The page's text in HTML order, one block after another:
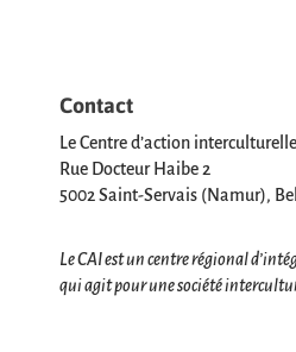
Contact
Le Centre d’action
Rue Docteur Haibe 2
5002 Saint-Servais (Namur),
Le CAI est un centre régional
qui agit pour une société